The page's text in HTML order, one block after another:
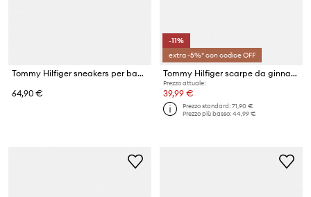
Tommy Hilfiger sneakers per bambini
64,90 €
-11%
extra -5%* con codice OFF
Tommy Hilfiger scarpe da ginnastica per bambini
Prezzo attuale:
39,99 €
Prezzo standard:71,90 €
Prezzo più basso:44,99 €